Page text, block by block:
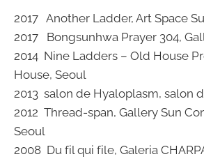
2017 Another Ladder, Art Space
2017 Bongsunhwa Prayer 304,
2014 Nine Ladders – Old House
House, Seoul
2013 salon de Hyaloplasm, salon
2012 Thread-span, Gallery Sun
Seoul
2008 Du fil qui file, Galeria